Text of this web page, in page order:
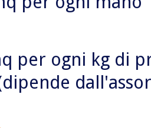
per ogni kg di